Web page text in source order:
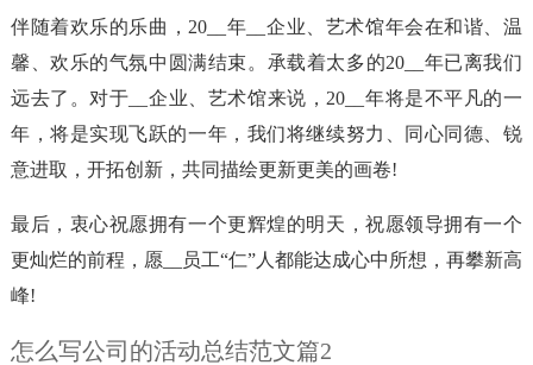
伴随着欢乐的乐曲，20__年__企业、艺术馆年会在和谐、温
馨、欢乐的气氛中圆满结束。承载着太多的20__年已离我们
远去了。对于__企业、艺术馆来说，20__年将是不平凡的一
年，将是实现飞跃的一年，我们将继续努力、同心同德、锐
意进取，开拓创新，共同描绘更新更美的画卷!
最后，衷心祝愿拥有一个更辉煌的明天，祝愿领导拥有一个
更灿烂的前程，愿__员工“仁”人都能达成心中所想，再攀新高
峰!
怎么写公司的活动总结范文篇2